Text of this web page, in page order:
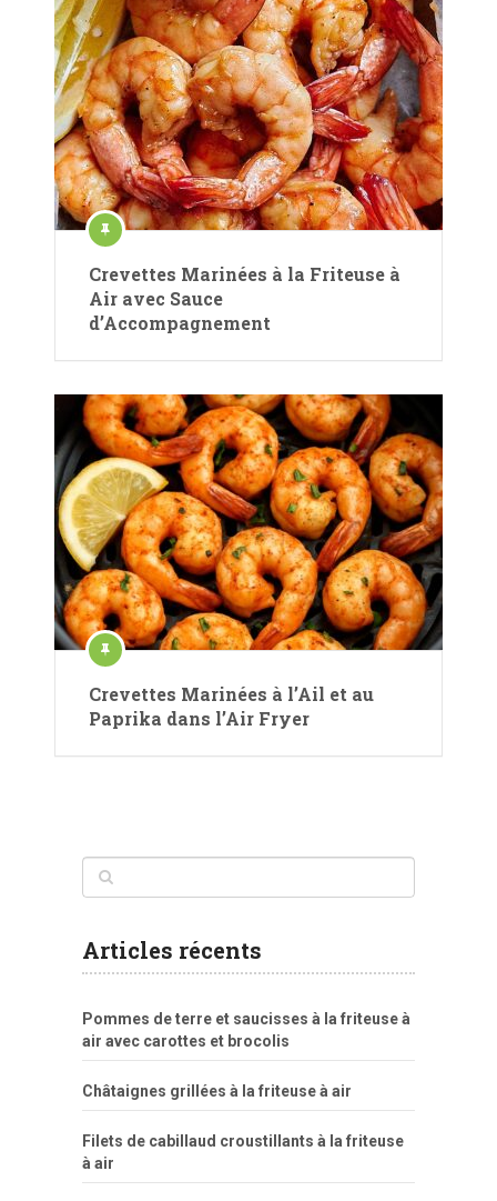
Crevettes Marinées à la Friteuse à
Air avec Sauce
d’Accompagnement
Crevettes Marinées à l’Ail et au
Paprika dans l’Air Fryer
Articles récents
Pommes de terre et saucisses à la friteuse à
air avec carottes et brocolis
Châtaignes grillées à la friteuse à air
Filets de cabillaud croustillants à la friteuse
à air